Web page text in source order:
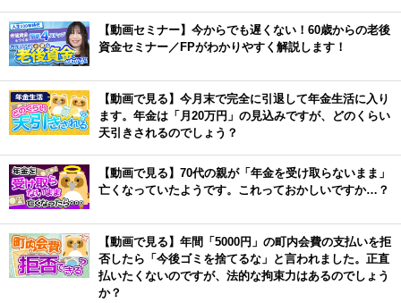
【動画セミナー】今からでも遅くない！60歳からの老後
資金セミナー／FPがわかりやすく解説します！
【動画で見る】今月末で完全に引退して年金生活に入り
ます。年金は「月20万円」の見込みですが、どのくらい
天引きされるのでしょう？
【動画で見る】70代の親が「年金を受け取らないまま」
亡くなっていたようです。これっておかしいですか…？
【動画で見る】年間「5000円」の町内会費の支払いを拒
否したら「今後ゴミを捨てるな」と言われました。正直
払いたくないのですが、法的な拘束力はあるのでしょう
か？